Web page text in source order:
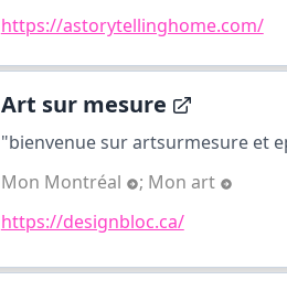
https://astorytellinghome.com/
Art sur mesure
"bienvenue sur artsurmesure et
Mon Montréal
; Mon art
https://designbloc.ca/